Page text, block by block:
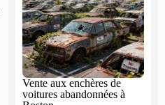
Vente aux enchères de
voitures abandonnées à